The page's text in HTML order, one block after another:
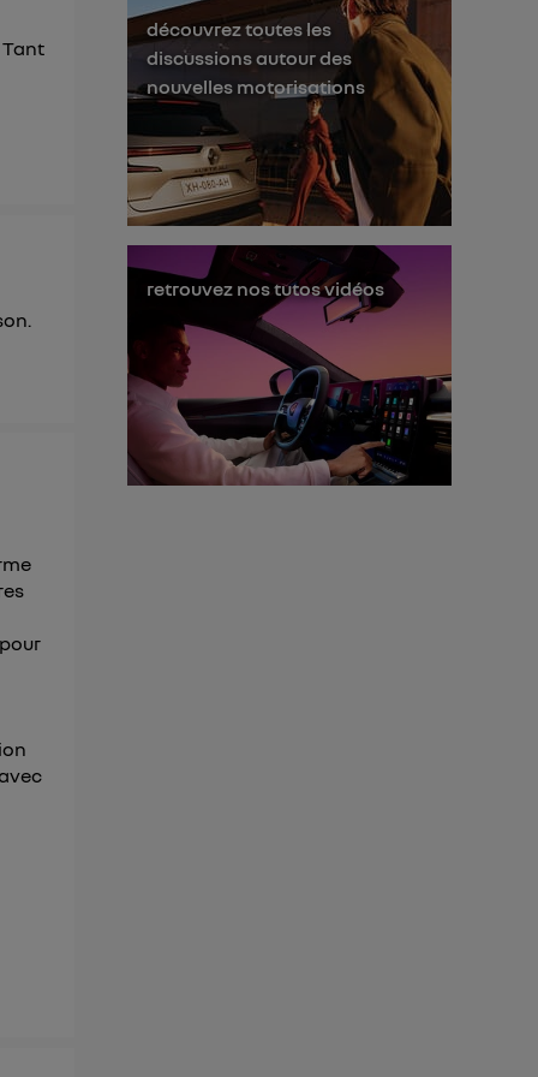
découvrez toutes les
discussions autour des
nouvelles motorisations
retrouvez nos tutos vidéos